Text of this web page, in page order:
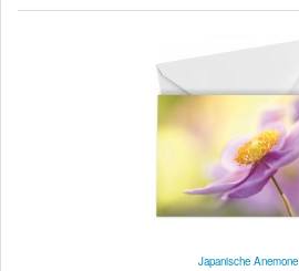
Japanische Anemone